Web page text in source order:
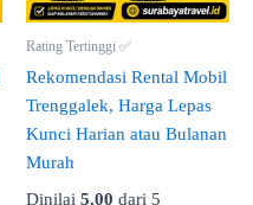
Rating Tertinggi ✅
Rekomendasi Rental Mobil
Trenggalek, Harga Lepas
Kunci Harian atau Bulanan
Murah
Dinilai 5.00 dari 5